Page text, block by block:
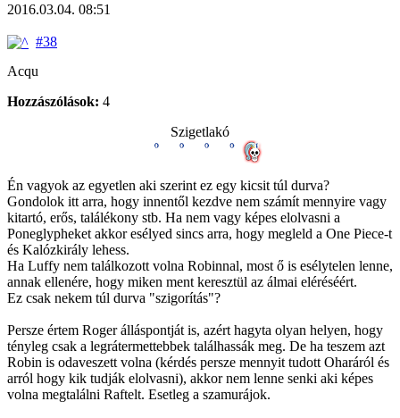
2016.03.04. 08:51
#38
Acqu
Hozzászólások: 4
Szigetlakó
Én vagyok az egyetlen aki szerint ez egy kicsit túl durva?
Gondolok itt arra, hogy innentől kezdve nem számít mennyire vagy
kitartó, erős, találékony stb. Ha nem vagy képes elolvasni a
Poneglypheket akkor esélyed sincs arra, hogy megleld a One Piece-t
és Kalózkirály lehess.
Ha Luffy nem találkozott volna Robinnal, most ő is esélytelen lenne,
annak ellenére, hogy miken ment keresztül az álmai eléréséért.
Ez csak nekem túl durva "szigorítás"?
Persze értem Roger álláspontját is, azért hagyta olyan helyen, hogy
tényleg csak a legrátermettebbek találhassák meg. De ha teszem azt
Robin is odaveszett volna (kérdés persze mennyit tudott Oharáról és
arról hogy kik tudják elolvasni), akkor nem lenne senki aki képes
volna megtalálni Raftelt. Esetleg a szamurájok.